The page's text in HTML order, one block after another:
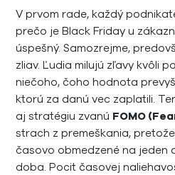
V prvom rade, každý
prečo je Black Friday u
úspešný. Samozrejme,
zliav. Ľudia milujú zľavy kvôli
niečoho, čoho hodnota
ktorú za danú vec zaplatili.
aj stratégiu zvanú FOMO
strach z premeškania,
časovo obmedzené na jeden
doba. Pocit časovej